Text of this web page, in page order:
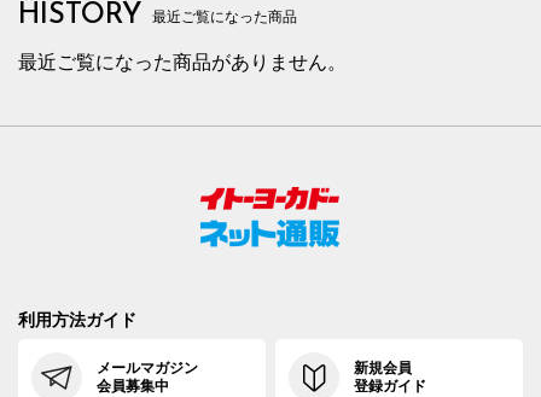
HISTORY 最近ご覧になった商品
最近ご覧になった商品がありません。
利用方法ガイド
メールマガジン
会員募集中
新規会員
登録ガイド